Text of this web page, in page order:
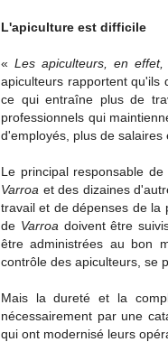
L'apiculture est difficile
« Les apiculteurs, en
apiculteurs rapportent qu'ils
ce qui entraîne plus de
professionnels qui
d'employés, plus de salaires
Le principal responsable
Varroa et des dizaines
travail et de dépenses de la
de Varroa doivent être
être administrées au bon
contrôle des apiculteurs, se
Mais la dureté et la
nécessairement par une
qui ont modernisé leurs